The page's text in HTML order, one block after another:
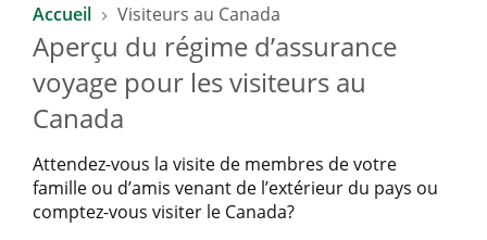
Accueil Visiteurs au Canada
Aperçu du régime d’assurance
voyage pour les visiteurs au
Canada
Attendez-vous la visite de membres de votre
famille ou d’amis venant de l’extérieur du pays ou
comptez-vous visiter le Canada?